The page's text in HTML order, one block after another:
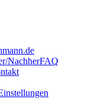
NachherFAQ